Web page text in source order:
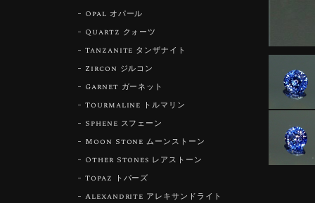
Opal オパール
Quartz クォーツ
Tanzanite タンザナイト
Zircon ジルコン
Garnet ガーネット
Tourmaline トルマリン
Sphene スフェーン
Moon Stone ムーンストーン
Other Stones レアストーン
Topaz トパーズ
Alexandrite アレキサンドライト